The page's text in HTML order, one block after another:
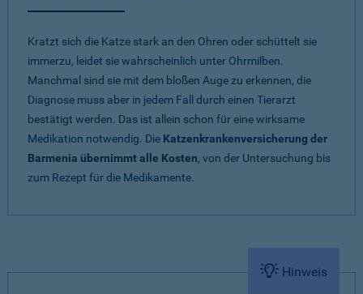
Kratzt sich die Katze stark an den Ohren oder schüttelt sie
immerzu, leidet sie wahrscheinlich unter Ohrmilben.
Manchmal sind sie mit dem bloßen Auge zu erkennen, die
Diagnose muss aber in jedem Fall durch einen Tierarzt
bestätigt werden. Das ist allein schon für eine wirksame
Medikation notwendig. Die Katzenkrankenversicherung der
Barmenia übernimmt alle Kosten, von der Untersuchung bis
zum Rezept für die Medikamente.
Hinweis